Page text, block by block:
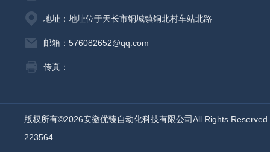
地址：地址位于天长市铜城镇铜北村车站北路
邮箱：576082652@qq.com
传真：
版权所有©2026安徽优臻自动化科技有限公司All Rights
223564